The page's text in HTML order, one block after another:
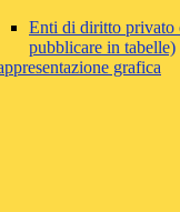
Enti di diritto privato
pubblicare in tabelle)
grafica